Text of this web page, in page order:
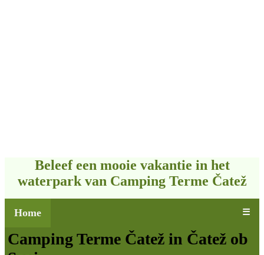
Beleef een mooie vakantie in het
waterpark van Camping Terme Čatež
Home ☰
Camping Terme Čatež in Čatež ob